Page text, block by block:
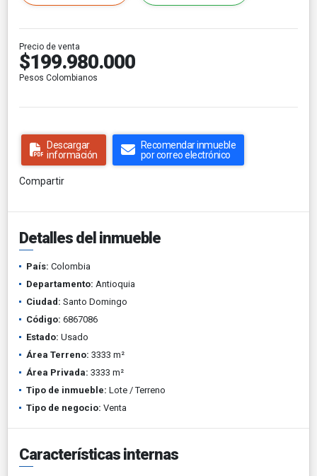
Precio de venta
$199.980.000
Pesos Colombianos
Descargar
información
Recomendar inmueble
por correo electrónico
Compartir
Detalles del inmueble
País: Colombia
Departamento: Antioquia
Ciudad: Santo Domingo
Código: 6867086
Estado: Usado
Área Terreno: 3333 m²
Área Privada: 3333 m²
Tipo de inmueble: Lote / Terreno
Tipo de negocio: Venta
Características internas